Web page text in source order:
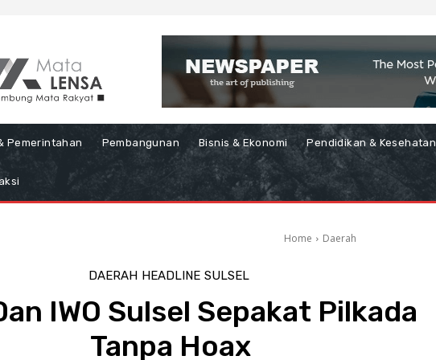
Pemerintahan Pembangunan Bisnis & Ekonomi Pendidikan & Kesehatan
Home Daerah
DAERAH HEADLINE SULSEL
IWO Sulsel Sepakat Pilkada
Tanpa Hoax